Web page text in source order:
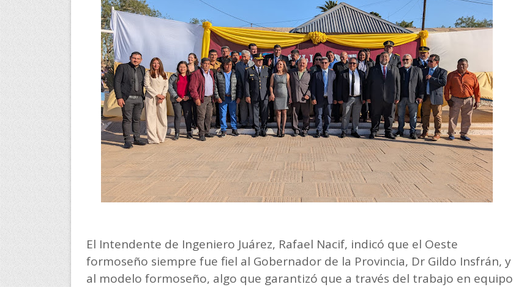
El Intendente de Ingeniero Juárez, Rafael Nacif, indicó que el Oeste
formoseño siempre fue fiel al Gobernador de la Provincia, Dr Gildo Insfrán, y
al modelo formoseño, algo que garantizó que a través del trabajo en equipo